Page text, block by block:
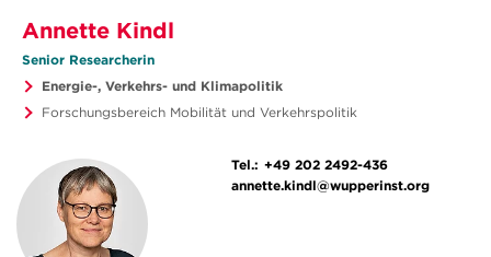
Annette Kindl
Senior Researcherin
Energie-, Verkehrs- und Klimapolitik
Forschungsbereich Mobilität und Verkehrspolitik
Tel.: +49 202 2492-436
annette.kindl@wupperinst.org